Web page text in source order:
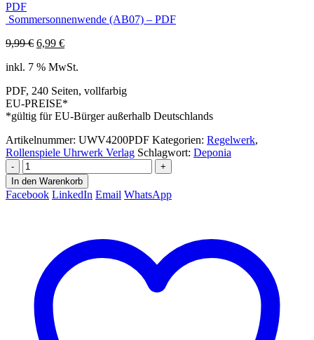
PDF
Sommersonnenwende (AB07) – PDF
9,99€ Ursprünglicher
war:
6,99 €Aktueller
ist:
inkl. 7 % MwSt.
PDF, 240 Seiten, vollfarbig
EU-PREISE*
*gültig für EU-Bürger außerhalb Deutschlands
Artikelnummer: UWV4200PDF Kategorien: Regelwerk,
Rollenspiele Uhrwerk Verlag Schlagwort: Deponia
-
+
In den Warenkorb
Facebook LinkedIn Email WhatsApp